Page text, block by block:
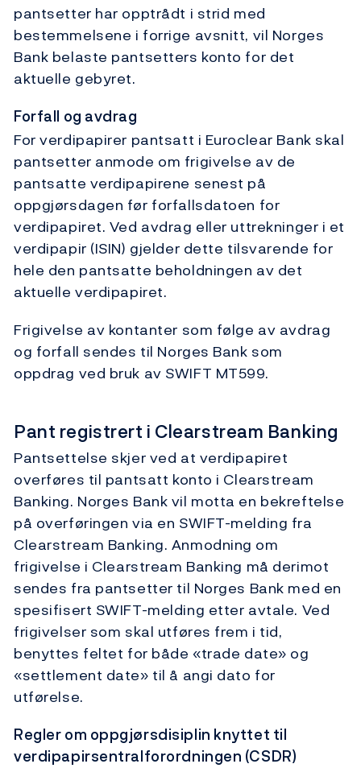
pantsetter har opptrådt i strid med
bestemmelsene i forrige avsnitt, vil Norges
Bank belaste pantsetters konto for det
aktuelle gebyret.
Forfall og avdrag
For verdipapirer pantsatt i Euroclear Bank skal
pantsetter anmode om frigivelse av de
pantsatte verdipapirene senest på
oppgjørsdagen før forfallsdatoen for
verdipapiret. Ved avdrag eller uttrekninger i et
verdipapir (ISIN) gjelder dette tilsvarende for
hele den pantsatte beholdningen av det
aktuelle verdipapiret.
Frigivelse av kontanter som følge av avdrag
og forfall sendes til Norges Bank som
oppdrag ved bruk av SWIFT MT599.
Pant registrert i Clearstream Banking
Pantsettelse skjer ved at verdipapiret
overføres til pantsatt konto i Clearstream
Banking. Norges Bank vil motta en bekreftelse
på overføringen via en SWIFT-melding fra
Clearstream Banking. Anmodning om
frigivelse i Clearstream Banking må derimot
sendes fra pantsetter til Norges Bank med en
spesifisert SWIFT-melding etter avtale. Ved
frigivelser som skal utføres frem i tid,
benyttes feltet for både «trade date» og
«settlement date» til å angi dato for
utførelse.
Regler om oppgjørsdisiplin knyttet til
verdipapirsentralforordningen (CSDR)